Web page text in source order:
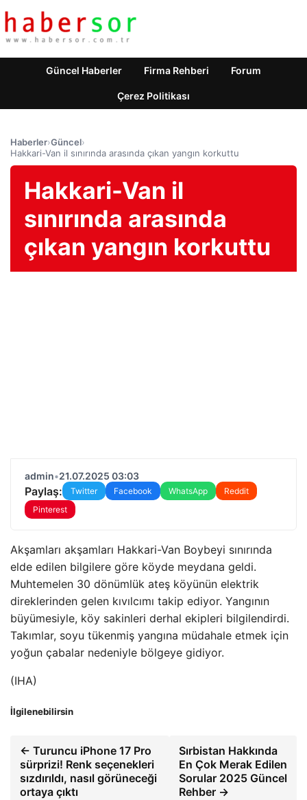
Güncel Haberler Firma Rehberi Forum
Çerez Politikası
Haberler›Güncel›
Hakkari-Van il sınırında arasında çıkan yangın korkuttu
Hakkari-Van il
sınırında arasında
çıkan yangın korkuttu
admin•21.07.2025 03:03
Paylaş: Twitter Facebook WhatsApp
Reddit
Pinterest
Akşamları akşamları Hakkari-Van Boybeyi sınırında
elde edilen bilgilere göre köyde meydana geldi.
Muhtemelen 30 dönümlük ateş köyünün elektrik
direklerinden gelen kıvılcımı takip ediyor. Yangının
büyümesiyle, köy sakinleri derhal ekipleri bilgilendirdi.
Takımlar, soyu tükenmiş yangına müdahale etmek için
yoğun çabalar nedeniyle bölgeye gidiyor.
(IHA)
İlgilenebilirsin
← Turuncu iPhone 17 Pro
sürprizi! Renk seçenekleri
sızdırıldı, nasıl görüneceği
ortaya çıktı
Sırbistan Hakkında
En Çok Merak Edilen
Sorular 2025 Güncel
Rehber →